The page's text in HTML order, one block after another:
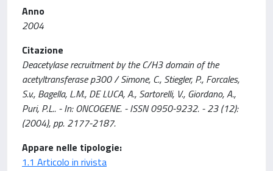
Anno
2004
Citazione
Deacetylase recruitment by the C/H3 domain of the
acetyltransferase p300 / Simone, C., Stiegler, P., Forcales,
S.v., Bagella, L.M., DE LUCA, A., Sartorelli, V., Giordano, A.,
Puri, P.L.. - In: ONCOGENE. - ISSN 0950-9232. - 23 (12):
(2004), pp. 2177-2187.
Appare nelle tipologie:
1.1 Articolo in rivista